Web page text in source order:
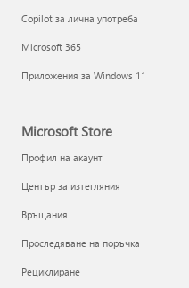
Copilot за лична употреба
Microsoft 365
Приложения за Windows 11
Microsoft Store
Профил на акаунт
Център за изтегляния
Връщания
Проследяване на поръчка
Рециклиране